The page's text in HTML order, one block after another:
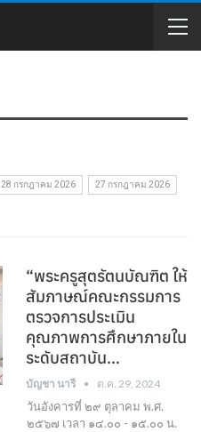
28 กรกฎาคม 2026 27 กรกฎาคม 2026
“พระครูสุตรัตนบัณฑิต ให้
สัมภาษณ์คณะกรรมการ
ตรวจการประเมิน
คุณภาพการศึกษาภายใน
ระดับสถาบัน…
บัญชา นารี ต.ค. 29, 2024
วันอังคารที่ ๒๙ ตุลาคม พ.ศ.
๒๕๖๗ เวลา ๑๔.๐๐ - ๑๕.๐๐ น.